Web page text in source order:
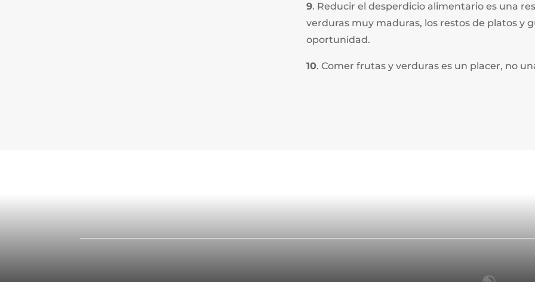
9. Reducir el desperdicio alimentario es una
verduras muy maduras, los restos de platos y
oportunidad.
10. Comer frutas y verduras es un placer, no